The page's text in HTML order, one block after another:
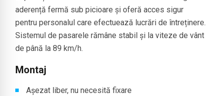
aderență fermă sub picioare și oferă acces sigur
pentru personalul care efectuează lucrări de întreținere.
Sistemul de pasarele rămâne stabil și la viteze de vânt
de până la 89 km/h.
Montaj
Așezat liber, nu necesită fixare